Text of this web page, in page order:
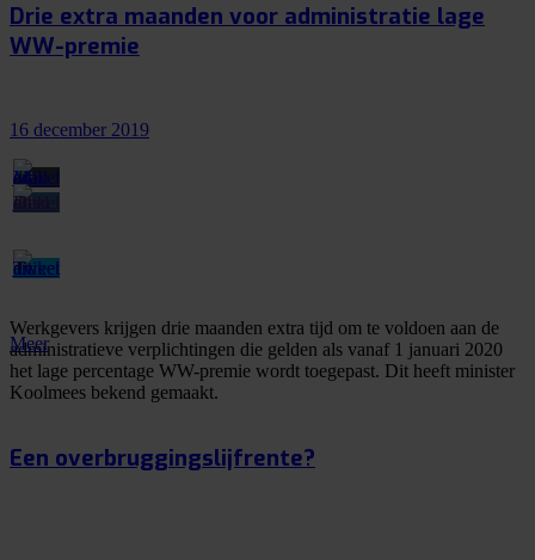
Drie extra maanden voor administratie lage
WW-premie
16 december 2019
Werkgevers krijgen drie maanden extra tijd om te voldoen aan de
administratieve verplichtingen die gelden als vanaf 1 januari 2020
het lage percentage WW-premie wordt toegepast. Dit heeft minister
Koolmees bekend gemaakt.
Meer
Een overbruggingslijfrente?